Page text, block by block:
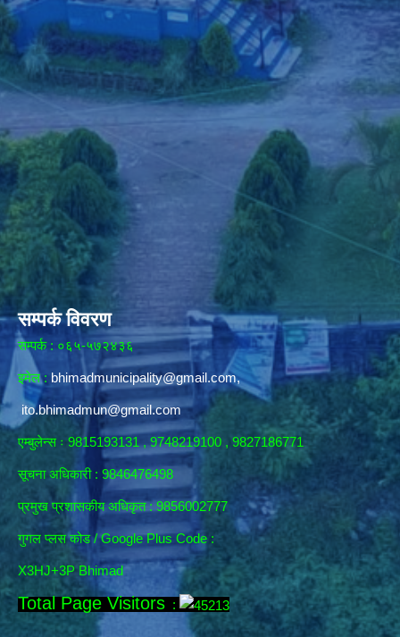
सम्पर्क विवरण
सम्पर्क : ०६५-५७२४३६
इमेल : bhimadmunicipality@gmail.com,
ito.bhimadmun@gmail.com
एम्बुलेन्स ः 9815193131 , 9748219100 , 9827186771
सूचना अधिकारी : 9846476498
प्रमुख प्रशासकीय अधिकृत : 9856002777
गुगल प्लस कोड / Google Plus Code :
X3HJ+3P Bhimad
Total Page Visitors :